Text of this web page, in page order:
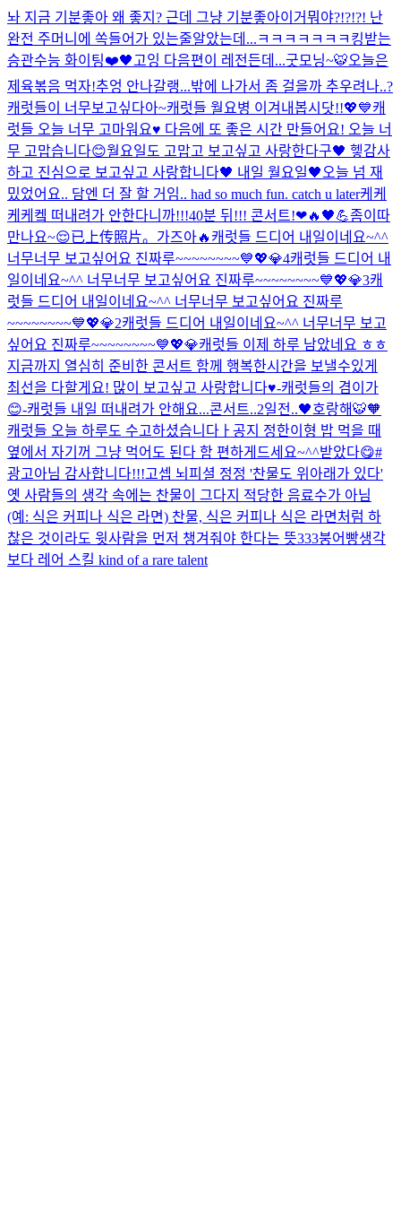
놔 지금 기분좋아 왜 좋지? 근데 그냥 기분좋아이거뭐야?!?!?! 난
완전 주머니에 쏙들어가 있는줄알았는데...ㅋㅋㅋㅋㅋㅋㅋ 킹받는
승관수능 화이팅❤️🖤 고잉 다음편이 레전든데...굿모닝~🐯오늘은
제육볶음 먹자!추엉 안나갈랭...밖에 나가서 좀 걸을까 추우려나..?
캐럿들이 너무보고싶다아~캐럿들 월요병 이겨내봅시닷!!💖💙캐
럿들 오늘 너무 고마워요♥️ 다음에 또 좋은 시간 만들어요! 오늘 너
무 고맙습니다😊월요일도 고맙고 보고싶고 사랑한다구🖤 헿감사
하고 진심으로 보고싶고 사랑합니다🖤 내일 월요일🖤 오늘 넘 재
밌었어요.. 담엔 더 잘 할 거임.. had so much fun. catch u later케케
케케켘 떠내려가 안한다니까!!!40분 뒤!!! 콘서트!❤🔥🖤💪좀이따
만나요~😌已上传照片。 가즈아🔥 캐럿들 드디어 내일이네요~^^
너무너무 보고싶어요 진짜루~~~~~~~~💙💖💎4캐럿들 드디어 내
일이네요~^^ 너무너무 보고싶어요 진짜루~~~~~~~~💙💖💎3캐
럿들 드디어 내일이네요~^^ 너무너무 보고싶어요 진짜루
~~~~~~~~💙💖💎2캐럿들 드디어 내일이네요~^^ 너무너무 보고
싶어요 진짜루~~~~~~~~💙💖💎캐럿들 이제 하루 남았네요 ㅎㅎ
지금까지 열심히 준비한 콘서트 함께 행복한시간을 보낼수있게
최선을 다할게요! 많이 보고싶고 사랑합니다♥️-캐럿들의 겸이가
😊-캐럿들 내일 떠내려가 안해요...콘서트..2일전..🖤호랑해🐯🧡
캐럿들 오늘 하루도 수고하셨습니다ㅏ 공지 정한이형 밥 먹을 때
옆에서 자기꺼 그냥 먹어도 된다 함 편하게드세요~^^받았다😋#
광고아님 감사합니다!!!고셉 뇌피셜 정정 '찬물도 위아래가 있다'
옛 사람들의 생각 속에는 찬물이 그다지 적당한 음료수가 아님
(예: 식은 커피나 식은 라면) 찬물, 식은 커피나 식은 라면처럼 하
찮은 것이라도 윗사람을 먼저 챙겨줘야 한다는 뜻333붕어빵생각
보다 레어 스킬 kind of a rare talent